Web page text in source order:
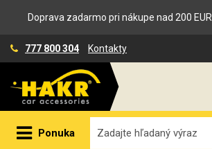
Doprava zadarmo pri nákupe nad 200 EUR.
777 800 304 Kontakty
Ponuka